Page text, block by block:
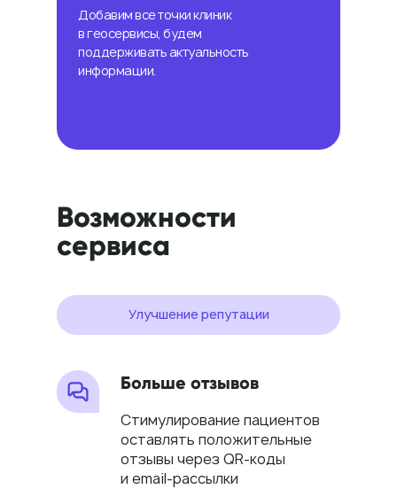
Добавим все точки клиник
в геосервисы, будем
поддерживать актуальность
информации.
Возможности
сервиса
Больше отзывов
Стимулирование пациентов
оставлять положительные
отзывы через QR-коды
и email-рассылки
Улучшение репутации